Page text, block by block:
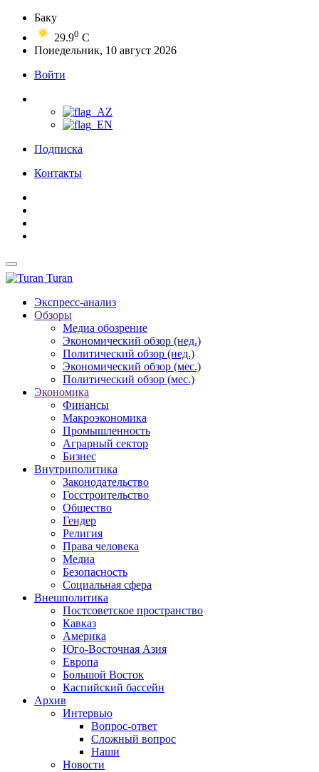
Баку
29.90 C
Понедельник, 10 август 2026
Войти
Подписка
Контакты
Turan
Экспресс-анализ
Обзоры
Медиа обозрение
Экономический обзор (нед.)
Политический обзор (нед.)
Экономический обзор (мес.)
Политический обзор (мес.)
Экономика
Финансы
Макроэкономика
Промышленность
Аграрный сектор
Бизнес
Внутриполитика
Законодательство
Госстроительство
Общество
Гендер
Религия
Права человека
Медиа
Безопасность
Социальная сфера
Внешполитика
Постсоветское пространство
Кавказ
Америка
Юго-Восточная Азия
Европа
Большой Восток
Каспийский бассейн
Архив
Интервью
Вопрос-ответ
Сложный вопрос
Наши
Новости